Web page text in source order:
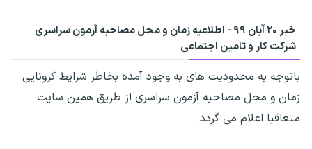
خبر ۲۰ آبان ۹۹ - اطلاعیه زمان و محل مصاحبه آزمون سراسری
شرکت کار و تامین اجتماعی
باتوجه به محدودیت های به وجود آمده بخاطر شرایط کرونایی
زمان و محل مصاحبه آزمون سراسری از طریق همین سایت
متعاقبا اعلام می گردد.